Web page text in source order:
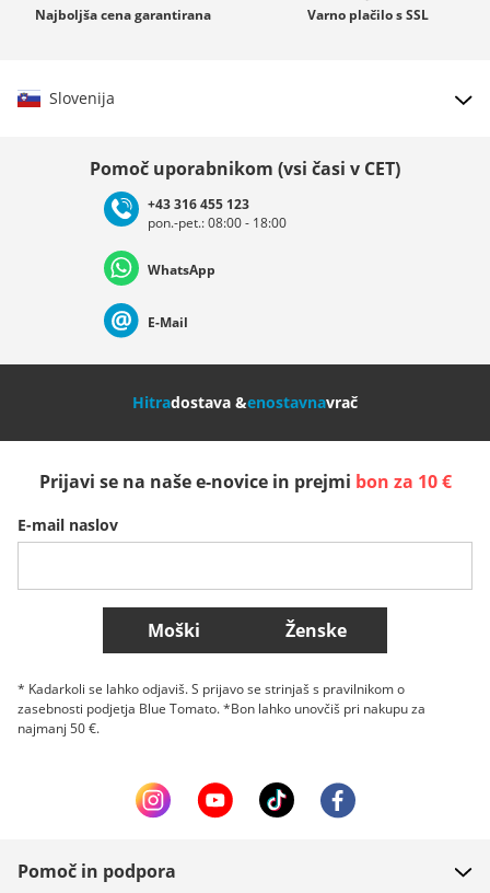
Najboljša cenagarantirana Varno plačilo sSSL
Slovenija
Deutschland Österreich
Nederland Italia (Italiano) Italien (Deutsch)
Več držav
Pomoč uporabnikom (vsi časi v CET)
+43 316 455 123
pon.-pet.: 08:00 - 18:00
WhatsApp
E-Mail
Hitradostava &enostavnavrač
Prijavi se na naše e-novice in prejmi bon za 10 €
E-mail naslov
Moški Ženske
* Kadarkoli se lahko odjaviš. S prijavo se strinjaš s pravilnikom o
zasebnosti podjetja Blue Tomato. *Bon lahko unovčiš pri nakupu za
najmanj 50 €.
Pomoč in podpora